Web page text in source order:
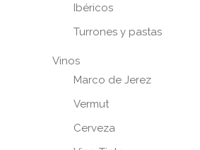
Ibéricos
Turrones y pastas
Vinos
Marco de Jerez
Vermut
Cerveza